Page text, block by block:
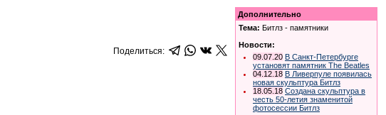
Поделиться:
Дополнительно
Тема: Битлз - памятники
Новости:
09.07.20 В Санкт-Петербурге
установят памятник The Beatles
04.12.18 В Ливерпуле появилась
новая скульптура Битлз
18.05.18 Создана скульптура в
честь 50-летия знаменитой
фотосессии Битлз